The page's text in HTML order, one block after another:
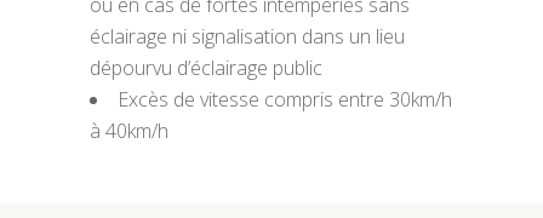
éclairage ni signalisation dans un lieu
dépourvu d’éclairage public
Excès de vitesse compris entre 30km/h
à 40km/h